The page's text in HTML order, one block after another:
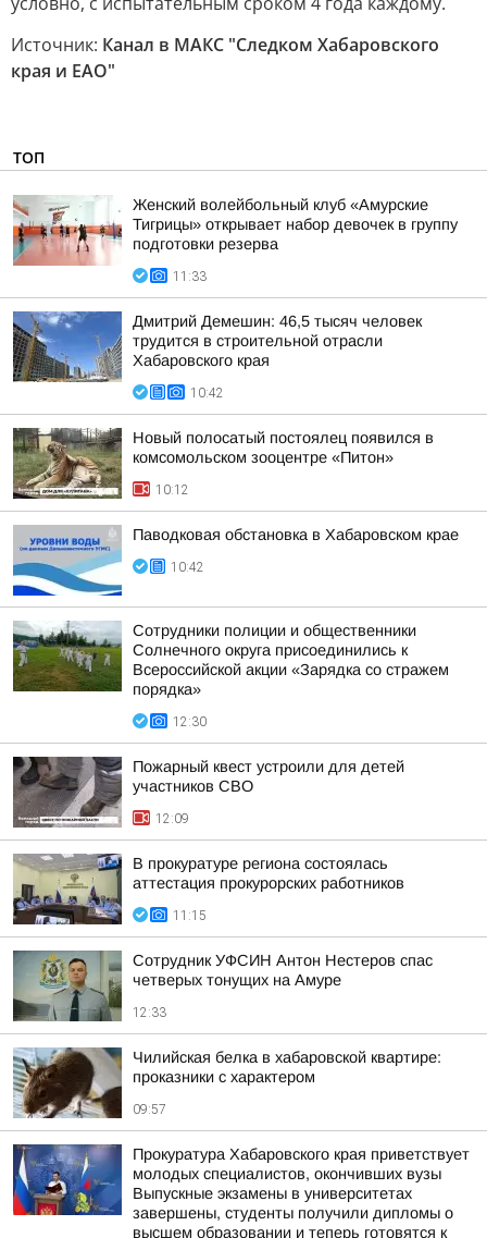
Источник: Канал в МАКС "Следком Хабаровского
края и ЕАО"
ТОП
Женский волейбольный клуб «Амурские
Тигрицы» открывает набор девочек в группу
подготовки резерва
11:33
Дмитрий Демешин: 46,5 тысяч человек
трудится в строительной отрасли
Хабаровского края
10:42
Новый полосатый постоялец появился в
комсомольском зооцентре «Питон»
10:12
Паводковая обстановка в Хабаровском крае
10:42
Сотрудники полиции и общественники
Солнечного округа присоединились к
Всероссийской акции «Зарядка со стражем
порядка»
12:30
Пожарный квест устроили для детей
участников СВО
12:09
В прокуратуре региона состоялась
аттестация прокурорских работников
11:15
Сотрудник УФСИН Антон Нестеров спас
четверых тонущих на Амуре
12:33
Чилийская белка в хабаровской квартире:
проказники с характером
09:57
Прокуратура Хабаровского края приветствует
молодых специалистов, окончивших вузы
Выпускные экзамены в университетах
завершены, студенты получили дипломы о
высшем образовании и теперь готовятся к